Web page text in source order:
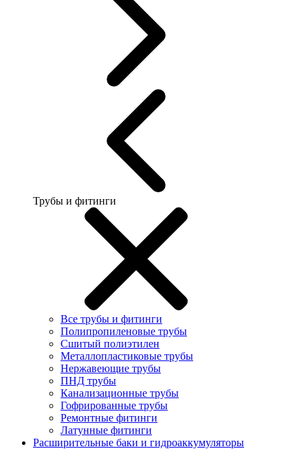
Трубы и фитинги
Все трубы и фитинги
Полипропиленовые трубы
Сшитый полиэтилен
Металлопластиковые трубы
Нержавеющие трубы
ПНД трубы
Канализационные трубы
Гофрированные трубы
Ремонтные фитинги
Латунные фитинги
Расширительные баки и гидроаккумуляторы